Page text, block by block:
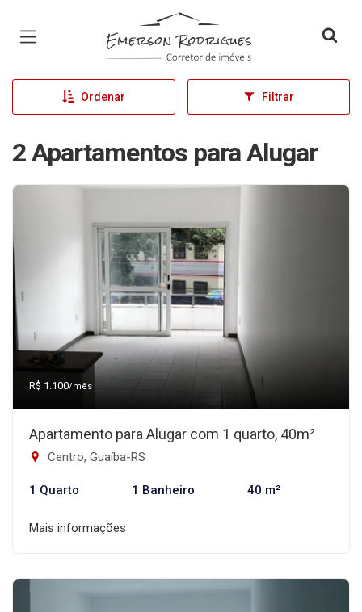
Página inicial
Ordenar Filtrar
2 Apartamentos para Alugar
R$ 1.100/mês
Apartamento para Alugar com 1 quarto, 40m²
Centro, Guaíba-RS
1 Quarto 1 Banheiro 40 m²
Mais informações